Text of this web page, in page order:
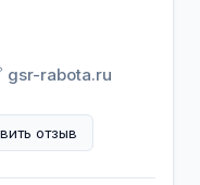
gsr-rabota.ru
отзыв